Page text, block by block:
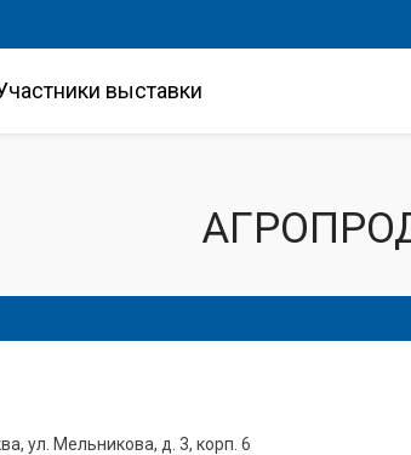
выставки
ул. Мельникова, д. 3, корп. 6